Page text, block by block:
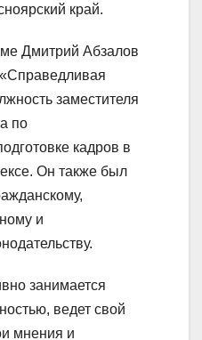
край.
Дмитрий Абзалов
заместителя
по
кадров в
Он также был
и
занимается
ведет свой
мнения и